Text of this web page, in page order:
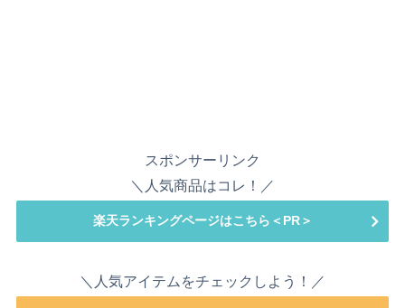
スポンサーリンク
＼人気商品はコレ！／
楽天ランキングページはこちら＜PR＞
＼人気アイテムをチェックしよう！／